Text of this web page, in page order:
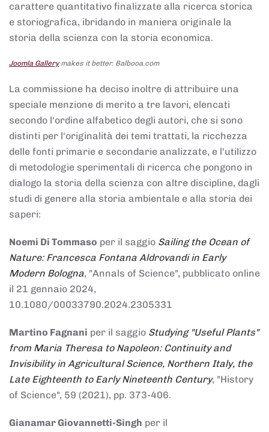
carattere quantitativo finalizzate alla ricerca storica
e storiografica, ibridando in maniera originale la
storia della scienza con la storia economica.
Joomla Gallerymakes it better. Balbooa.com
La commissione ha deciso inoltre di attribuire una
speciale menzione di merito a tre lavori, elencati
secondo l'ordine alfabetico degli autori, che si sono
distinti per l'originalità dei temi trattati, la ricchezza
delle fonti primarie e secondarie analizzate, e l'utilizzo
di metodologie sperimentali di ricerca che pongono in
dialogo la storia della scienza con altre discipline, dagli
studi di genere alla storia ambientale e alla storia dei
saperi:
Noemi Di Tommaso per il saggio Sailing the Ocean of
Nature: Francesca Fontana Aldrovandi in Early
Modern Bologna, "Annals of Science", pubblicato online
il 21 gennaio 2024,
10.1080/00033790.2024.2305331
Martino Fagnani per il saggio Studying "Useful Plants"
from Maria Theresa to Napoleon: Continuity and
Invisibility in Agricultural Science, Northern Italy, the
Late Eighteenth to Early Nineteenth Century, "History
of Science", 59 (2021), pp. 373-406.
Gianamar Giovannetti-Singh per il